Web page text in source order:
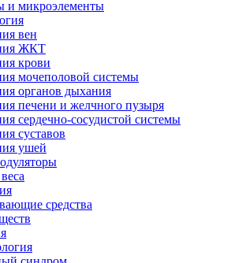
и микроэлементы
вен
ЖКТ
крови
мочеполовой системы
органов дыхания
печени и желчного пузыря
сердечно-сосудистой системы
суставов
ушей
средства